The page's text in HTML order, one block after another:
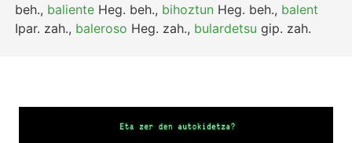
beh., baliente Heg. beh., bihoztun Heg. beh., balent
Ipar. zah., baleroso Heg. zah., bulardetsu gip. zah.